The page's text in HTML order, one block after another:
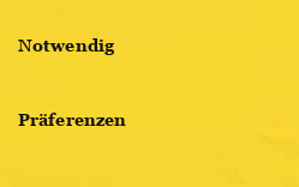
Gewinnspiel: Jede:r
teil und hat die Chance zu
Blut spenden können Personen
Geburtstag, die gewisse
Notwendig
Präferenzen